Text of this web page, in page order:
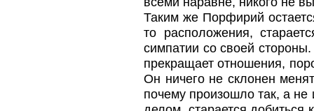
Таким же Порфирий
то расположения,
симпатии со своей
прекращает отношения,
Он ничего не склонен
почему произошло так, а